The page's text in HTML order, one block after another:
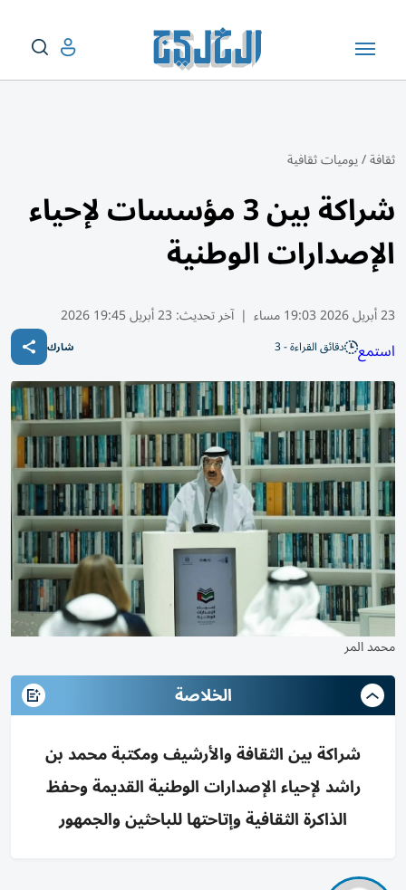
ثقافة/يوميات ثقافية
شراكة بين 3 مؤسسات لإحياء
الإصدارات الوطنية
23 أبريل 2026 19:03 مساء | آخر تحديث: 23 أبريل 19:45 2026
استمع دقائق القراءة - 3 شارك
محمد المر
الخلاصة
شراكة بين الثقافة والأرشيف ومكتبة محمد بن
راشد لإحياء الإصدارات الوطنية القديمة وحفظ
الذاكرة الثقافية وإتاحتها للباحثين والجمهور